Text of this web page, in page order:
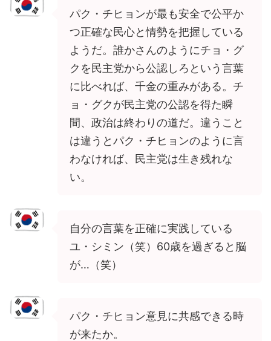
パク・チヒョンが最も安全で公平か
つ正確な民心と情勢を把握している
ようだ。誰かさんのようにチョ・グ
クを民主党から公認しろという言葉
に比べれば、千金の重みがある。チ
ョ・グクが民主党の公認を得た瞬
間、政治は終わりの道だ。違うこと
は違うとパク・チヒョンのように言
わなければ、民主党は生き残れな
い。
自分の言葉を正確に実践している
ユ・シミン（笑）60歳を過ぎると脳
が…（笑）
パク・チヒョン意見に共感できる時
が来たか。